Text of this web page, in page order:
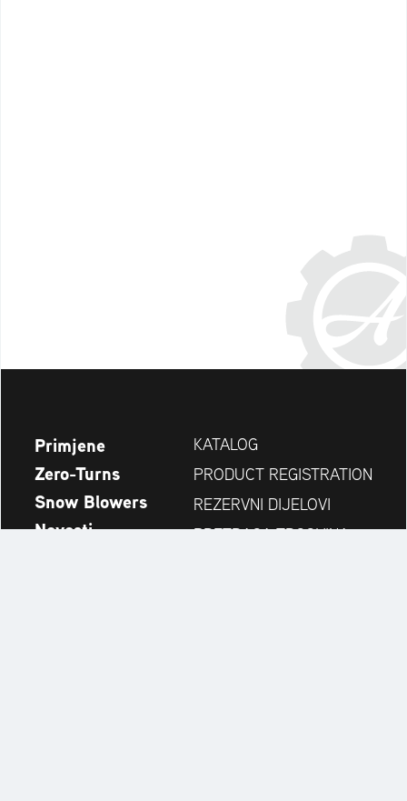
Primjene
Zero-Turns
Snow Blowers
Novosti
KATALOG
PRODUCT REGISTRATION
REZERVNI DIJELOVI
PRETRAGA TRGOVINA